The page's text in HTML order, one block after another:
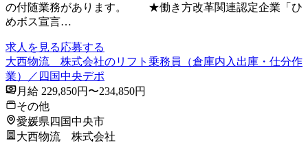
の付随業務があります。 ★働き方改革関連認定企業「ひ
めボス宣言…
求人を見る応募する
大西物流 株式会社のリフト乗務員（倉庫内入出庫・仕分作
業）／四国中央デポ
月給 229,850円〜234,850円
その他
愛媛県四国中央市
大西物流 株式会社